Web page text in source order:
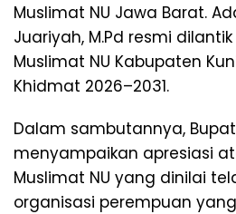
Muslimat NU Jawa Barat.
Juariyah, M.Pd resmi
Muslimat NU Kabupaten
Khidmat 2026–2031.
Dalam sambutannya,
menyampaikan apresiasi
Muslimat NU yang dinilai
organisasi perempuan